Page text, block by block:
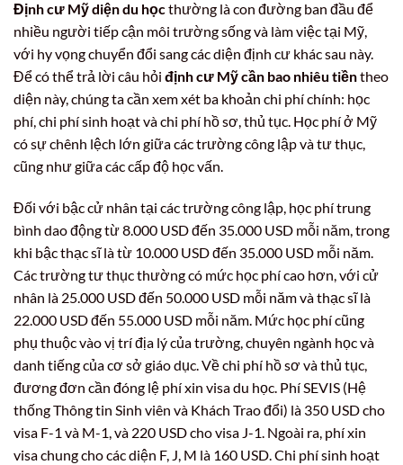
Định cư Mỹ diện du họcthường là con đường ban đầu để
nhiều người tiếp cận môi trường sống và làm việc tại Mỹ,
với hy vọng chuyển đổi sang các diện định cư khác sau này.
Để có thể trả lời câu hỏi định cư Mỹ cần bao nhiêu tiềntheo
diện này, chúng ta cần xem xét ba khoản chi phí chính: học
phí, chi phí sinh hoạt và chi phí hồ sơ, thủ tục. Học phí ở Mỹ
có sự chênh lệch lớn giữa các trường công lập và tư thục,
cũng như giữa các cấp độ học vấn.
Đối với bậc cử nhân tại các trường công lập, học phí trung
bình dao động từ 8.000 USD đến 35.000 USD mỗi năm, trong
khi bậc thạc sĩ là từ 10.000 USD đến 35.000 USD mỗi năm.
Các trường tư thục thường có mức học phí cao hơn, với cử
nhân là 25.000 USD đến 50.000 USD mỗi năm và thạc sĩ là
22.000 USD đến 55.000 USD mỗi năm. Mức học phí cũng
phụ thuộc vào vị trí địa lý của trường, chuyên ngành học và
danh tiếng của cơ sở giáo dục. Về chi phí hồ sơ và thủ tục,
đương đơn cần đóng lệ phí xin visa du học. Phí SEVIS (Hệ
thống Thông tin Sinh viên và Khách Trao đổi) là 350 USD cho
visa F-1 và M-1, và 220 USD cho visa J-1. Ngoài ra, phí xin
visa chung cho các diện F, J, M là 160 USD. Chi phí sinh hoạt